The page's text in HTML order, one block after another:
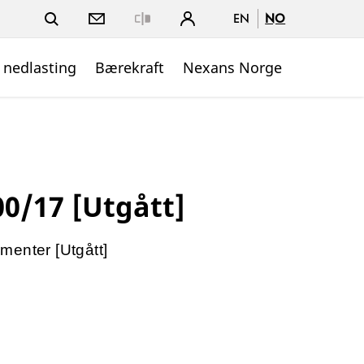
EN NO
Bærekraft Nexans Norge
17 [Utgått]
[Utgått]